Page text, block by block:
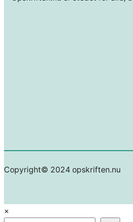
Copyright© 2024 opskriften.nu
×